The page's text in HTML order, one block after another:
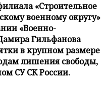
«Строительное
военному округу»
«Военно-
Гильфанова
в крупном размере
лишения свободы,
СУ СК России.